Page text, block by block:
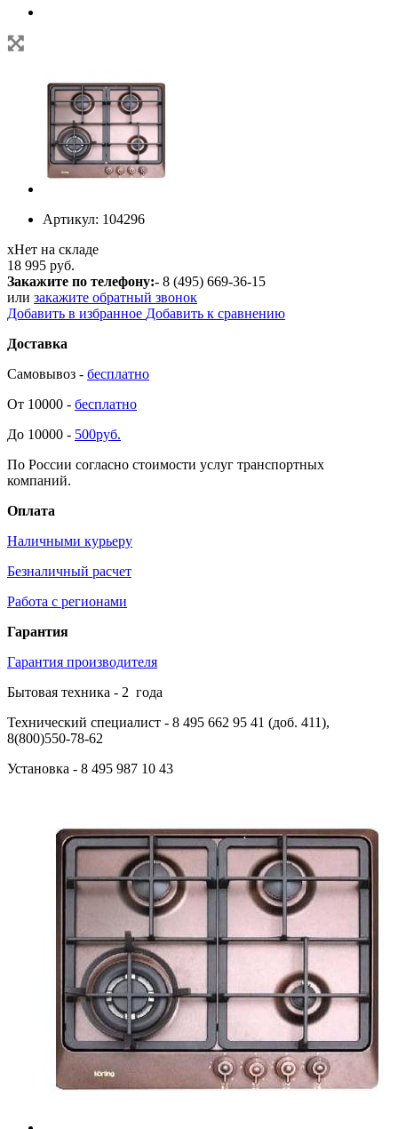
Артикул: 104296
хНет на складе
18 995 руб.
Закажите по телефону:- 8 (495) 669-36-15
или закажите обратный звонок
Добавить в избранное Добавить к сравнению
Доставка
Самовывоз - бесплатно
От 10000 - бесплатно
До 10000 - 500руб.
По России согласно стоимости услуг транспортных
компаний.
Оплата
Наличными курьеру
Безналичный расчет
Работа с регионами
Гарантия
Гарантия производителя
Бытовая техника - 2 года
Технический специалист - 8 495 662 95 41 (доб. 411),
8(800)550-78-62
Установка - 8 495 987 10 43